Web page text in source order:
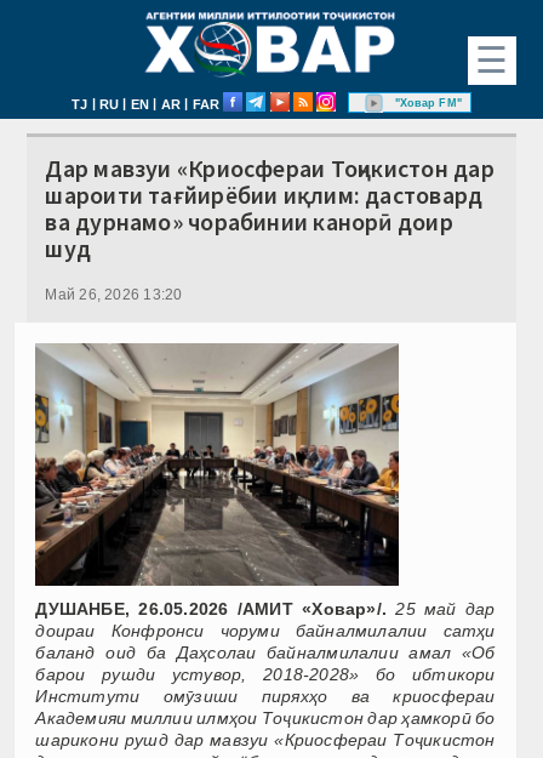
☰
TJ | RU | EN | AR | FAR "Ховар FM"
Дар мавзуи «Криосфераи Тоҷикистон дар
шароити тағйирёбии иқлим: дастовард
ва дурнамо» чорабинии канорӣ доир
шуд
Май 26, 2026 13:20
ДУШАНБЕ, 26.05.2026 /АМИТ «Ховар»/. 25 май дар
доираи Конфронси чоруми байналмилалии сатҳи
баланд оид ба Даҳсолаи байналмилалии амал «Об
барои рушди устувор, 2018-2028» бо ибтикори
Институти омӯзиши пиряхҳо ва криосфераи
Академияи миллии илмҳои Тоҷикистон дар ҳамкорӣ бо
шарикони рушд дар мавзуи «Криосфераи Тоҷикистон